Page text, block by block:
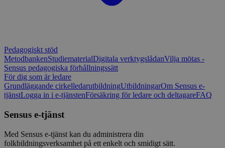
Pedagogiskt stöd
MetodbankenStudiematerialDigitala verktygslådanVilja mötas -
Sensus pedagogiska förhållningssätt
För dig som är ledare
Grundläggande cirkelledarutbildningUtbildningarOm Sensus e-
tjänstLogga in i e-tjänstenFörsäkring för ledare och deltagareFAQ
Sensus e-tjänst
Med Sensus e-tjänst kan du administrera din
folkbildningsverksamhet på ett enkelt och smidigt sätt.